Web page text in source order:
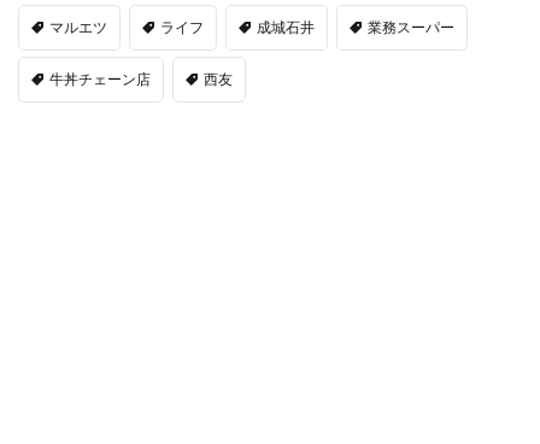
マルエツ ライフ 成城石井 業務スーパー
牛丼チェーン店 西友